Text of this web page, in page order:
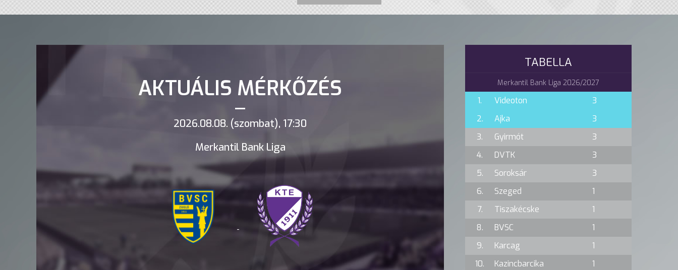
AKTUÁLIS MÉRKŐZÉS
2026.08.08. (szombat), 17:30
Merkantil Bank Liga
-
TABELLA
Merkantil Bank Liga 2026/2027
1. Videoton
3
2.
Ajka
3
3.
Gyirmót
3
4.
DVTK
3
5.
Soroksár
3
6.
Szeged
1
7.
Tiszakécske
1
8.
BVSC
1
9.
Karcag
1
10.
Kazincbarcika
1